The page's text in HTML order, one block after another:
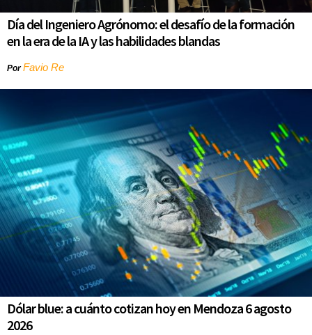
Día del Ingeniero Agrónomo: el desafío de la formación
en la era de la IA y las habilidades blandas
PorFavio Re
Dólar blue: a cuánto cotizan hoy en Mendoza 6 agosto
2026